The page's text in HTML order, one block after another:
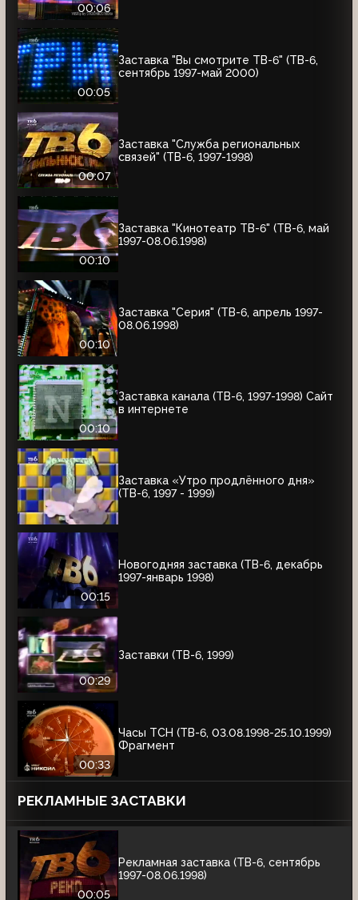
00:06
00:05
Заставка "Вы смотрите ТВ-6" (ТВ-6,
сентябрь 1997-май 2000)
00:07
Заставка "Служба региональных
связей" (ТВ-6, 1997-1998)
00:10
Заставка "Кинотеатр ТВ-6" (ТВ-6, май
1997-08.06.1998)
00:10
Заставка "Серия" (ТВ-6, апрель 1997-
08.06.1998)
00:10
Заставка канала (ТВ-6, 1997-1998) Сайт
в интернете
Заставка «Утро продлённого дня»
(ТВ-6, 1997 - 1999)
00:15
Новогодняя заставка (ТВ-6, декабрь
1997-январь 1998)
00:29
Заставки (ТВ-6, 1999)
00:33
Часы ТСН (ТВ-6, 03.08.1998-25.10.1999)
Фрагмент
РЕКЛАМНЫЕ ЗАСТАВКИ
00:05
Рекламная заставка (ТВ-6, сентябрь
1997-08.06.1998)